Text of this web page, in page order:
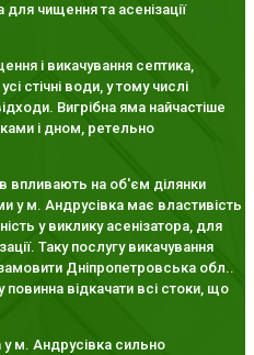
чищення та асенізації
і викачування септика,
стічні води, у тому числі
Вигрібна яма найчастіше
і дном, ретельно
впливають на об'єм ділянки
у м. Андрусівка має властивість
у виклику асенізатора, для
Таку послугу викачування
Дніпропетровська обл..
відкачати всі стоки, що
м. Андрусівка сильно